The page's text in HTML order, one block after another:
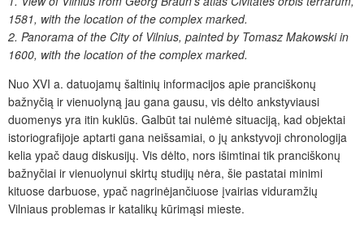
1581, with the location of the complex marked.
2. Panorama of the City of Vilnius, painted by Tomasz Makowski in
1600, with the location of the complex marked.
Nuo XVI a. datuojamų šaltinių informacijos apie pranciškonų
bažnyčią ir vienuolyną jau gana gausu, vis dėlto ankstyviausi
duomenys yra itin kuklūs. Galbūt tai nulėmė situaciją, kad objektai
istoriografijoje aptarti gana neišsamiai, o jų ankstyvoji chronologija
kelia ypač daug diskusijų. Vis dėlto, nors išimtinai tik pranciškonų
bažnyčiai ir vienuolynui skirtų studijų nėra, šie pastatai minimi
kituose darbuose, ypač nagrinėjančiuose įvairias viduramžių
Vilniaus problemas ir katalikų kūrimąsi mieste.